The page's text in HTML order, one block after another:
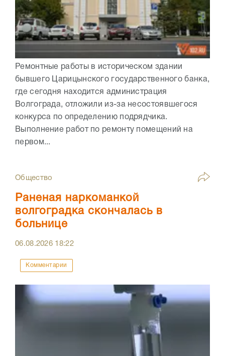
Ремонтные работы в историческом здании
бывшего Царицынского государственного банка,
где сегодня находится администрация
Волгограда, отложили из-за несостоявшегося
конкурса по определению подрядчика.
Выполнение работ по ремонту помещений на
первом...
Общество
Раненая наркоманкой
волгоградка скончалась в
больнице
06.08.2026 18:22
Комментарии